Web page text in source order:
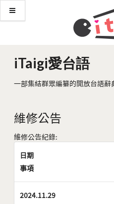
iTaigi愛台語
一部集結群眾編纂的開放台語辭
維修公告
維修公告紀錄:
日期
事項
2024.11.29